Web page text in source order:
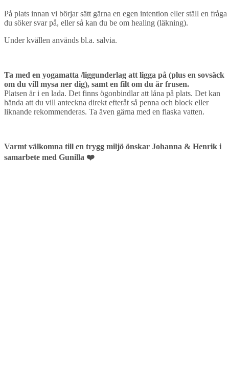
På plats innan vi börjar sätt gärna en egen intention eller ställ en fråga
du söker svar på, eller så kan du be om healing (läkning).
Under kvällen används bl.a. salvia.
Ta med en yogamatta /liggunderlag att ligga på (plus en sovsäck
om du vill mysa ner dig), samt en filt om du är frusen.
Platsen är i en lada. Det finns ögonbindlar att låna på plats. Det kan
hända att du vill anteckna direkt efteråt så penna och block eller
liknande rekommenderas. Ta även gärna med en flaska vatten.
Varmt välkomna till en trygg miljö önskar Johanna & Henrik i
samarbete med Gunilla ❤️